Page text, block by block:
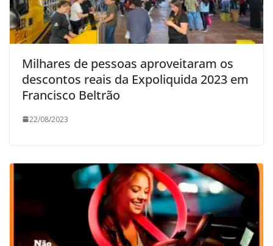
Milhares de pessoas aproveitaram os
descontos reais da Expoliquida 2023 em
Francisco Beltrão
22/08/2023